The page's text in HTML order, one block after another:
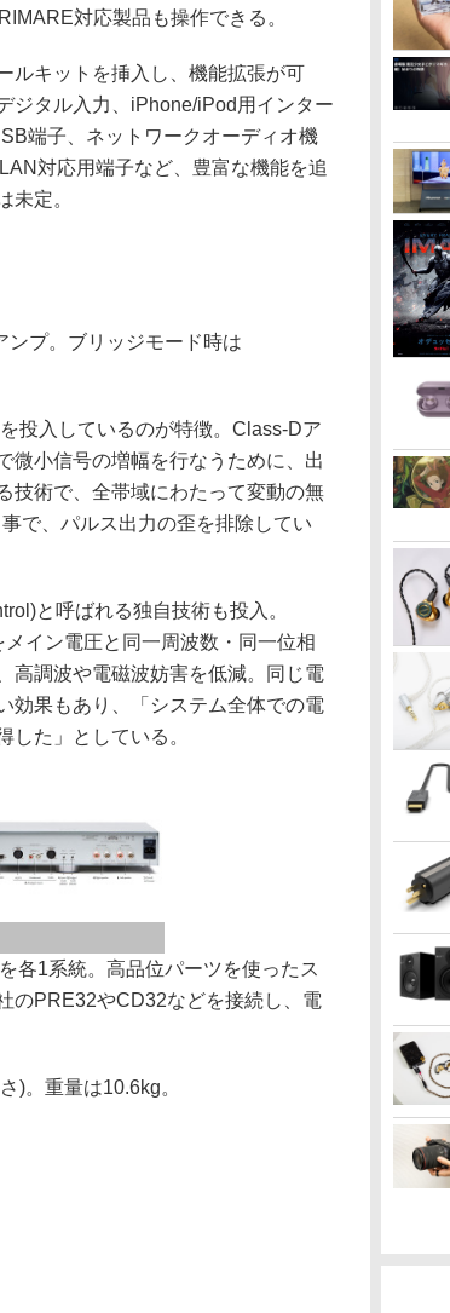
対応製品も操作できる。
ルキットを挿入し、機能拡張が可
ジタル入力、iPhone/iPod用インター
端子、ネットワークオーディオ機
対応用端子など、豊富な機能を追
未定。
プ。ブリッジモード時は
投入しているのが特徴。Class-Dア
微小信号の増幅を行なうために、出
技術で、全帯域にわたって変動の無
で、パルス出力の歪を排除してい
と呼ばれる独自技術も投入。
イン電圧と同一周波数・同一位相
高調波や電磁波妨害を低減。同じ電
効果もあり、「システム全体での電
した」としている。
各1系統。高品位パーツを使ったス
のPRE32やCD32などを接続し、電
)。重量は10.6kg。